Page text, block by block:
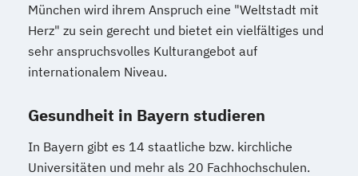
München wird ihrem Anspruch eine "Weltstadt mit
Herz" zu sein gerecht und bietet ein vielfältiges und
sehr anspruchsvolles Kulturangebot auf
internationalem Niveau.
Gesundheit in Bayern studieren
In Bayern gibt es 14 staatliche bzw. kirchliche
Universitäten und mehr als 20 Fachhochschulen.